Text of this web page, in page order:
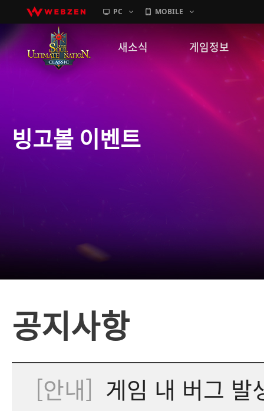
PC MOBILE
새소식
GM노트
게임정보
캐릭터소개
빙고볼 이벤트
공지사항
[안내] 게임 내 버그 발